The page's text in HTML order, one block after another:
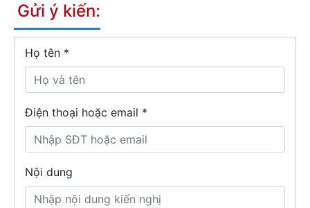
Gửi ý kiến:
Họ tên *
Điện thoại hoặc email *
Nội dung